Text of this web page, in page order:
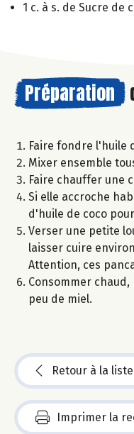
1 c. à s. de Sucre de
Préparation
Faire fondre l'huile
Mixer ensemble
Faire chauffer une
Si elle accroche
d'huile de coco
Verser une petite
laisser cuire
Attention, ces
Consommer
peu de miel.
Retour à la liste
Imprimer la